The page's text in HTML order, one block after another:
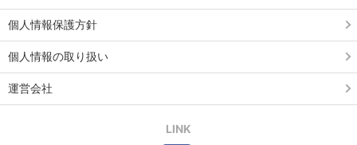
個人情報保護方針
個人情報の取り扱い
運営会社
LINK